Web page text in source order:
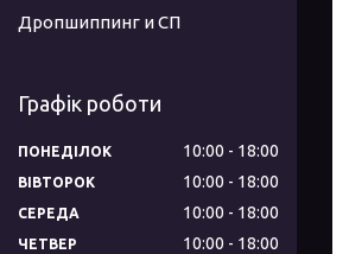
Дропшиппинг и СП
Графік роботи
ПОНЕДІЛОК 10:00 18:00
ВІВТОРОК 10:00 18:00
СЕРЕДА 10:00 18:00
ЧЕТВЕР 10:00 18:00